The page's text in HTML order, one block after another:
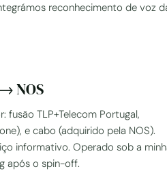
reconhecimento de voz
NOS
TLP+Telecom Portugal,
e cabo (adquirido pela NOS).
informativo. Operado sob a
após o spin-off.